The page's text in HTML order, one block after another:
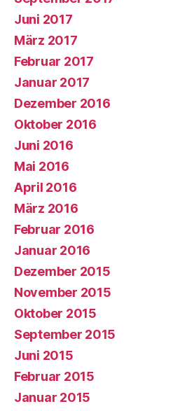
Juni 2017
März 2017
Februar 2017
Januar 2017
Dezember 2016
Oktober 2016
Juni 2016
Mai 2016
April 2016
März 2016
Februar 2016
Januar 2016
Dezember 2015
November 2015
Oktober 2015
September 2015
Juni 2015
Februar 2015
Januar 2015